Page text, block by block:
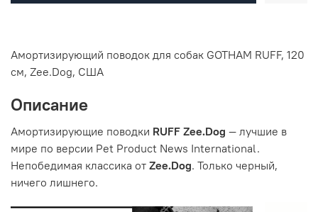
Амортизирующий поводок для собак GOTHAM RUFF, 120
см, Zee.Dog, США
Описание
Амортизирующие поводки RUFF Zee.Dog — лучшие в
мире по версии Pet Product News International.
Непобедимая классика от Zee.Dog. Только черный,
ничего лишнего.